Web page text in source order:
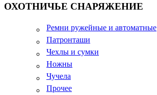
ОХОТНИЧЬЕ СНАРЯЖЕНИЕ
Ремни ружейные и автоматные
Патронташи
Чехлы и сумки
Ножны
Чучела
Прочее